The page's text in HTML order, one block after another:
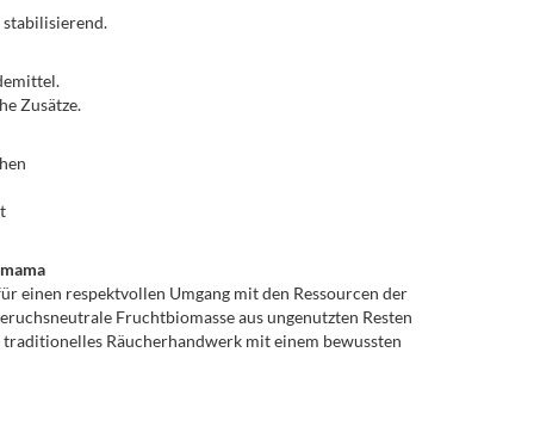
stabilisierend.
Zusätze.
einen respektvollen Umgang mit den Ressourcen der
Fruchtbiomasse aus ungenutzten Resten
Räucherhandwerk mit einem bewussten